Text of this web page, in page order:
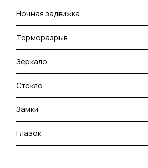
Ночная задвижка
Терморазрыв
Зеркало
Стекло
Замки
Глазок